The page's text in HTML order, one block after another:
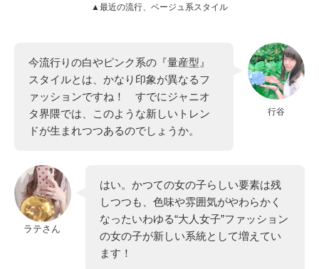
▲最近の流行、ベージュ系スタイル
行谷
今流行りの白やピンク系の『量産型』
スタイルとは、かなり印象が異なるフ
ァッションですね！ すでにジャニオ
タ界隈では、このような新しいトレン
ドが生まれつつあるのでしょうか。
ラテさん
はい。かつての女の子らしい要素は残
しつつも、色味や雰囲気がやわらかく
なったいわゆる“大人女子”ファッション
の女の子が新しい系統として増えてい
ます！